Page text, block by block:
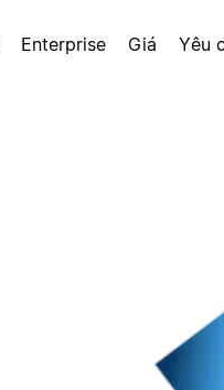
Enterprise Giá Yêu